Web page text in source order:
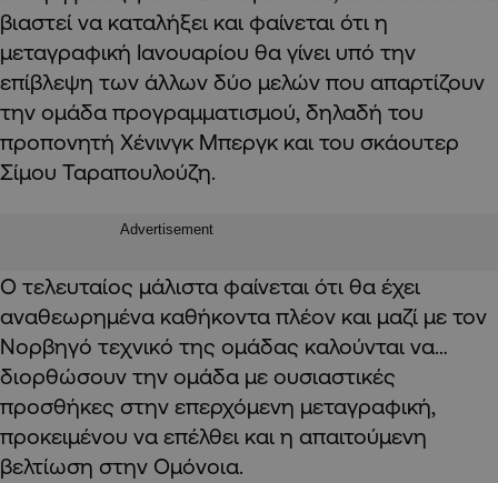
βιαστεί να καταλήξει και φαίνεται ότι η
μεταγραφική Ιανουαρίου θα γίνει υπό την
επίβλεψη των άλλων δύο μελών που απαρτίζουν
την ομάδα προγραμματισμού, δηλαδή του
προπονητή Χένινγκ Μπεργκ και του σκάουτερ
Σίμου Ταραπουλούζη.
Advertisement
Ο τελευταίος μάλιστα φαίνεται ότι θα έχει
αναθεωρημένα καθήκοντα πλέον και μαζί με τον
Νορβηγό τεχνικό της ομάδας καλούνται να…
διορθώσουν την ομάδα με ουσιαστικές
προσθήκες στην επερχόμενη μεταγραφική,
προκειμένου να επέλθει και η απαιτούμενη
βελτίωση στην Ομόνοια.